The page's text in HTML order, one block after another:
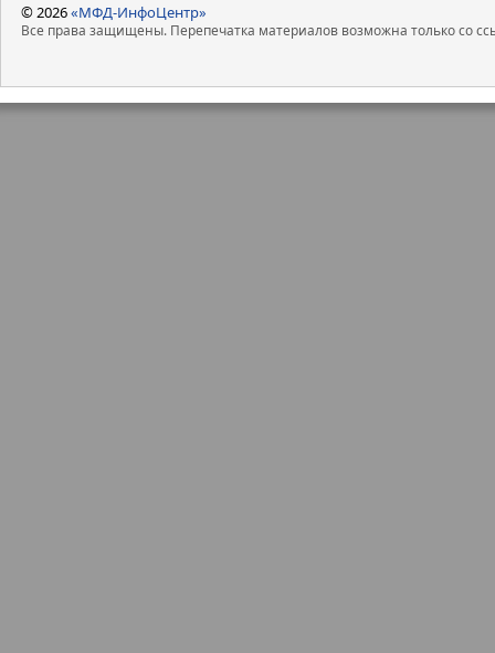
© 2026«МФД-ИнфоЦентр»
Все права защищены. Перепечатка материалов возможна только со